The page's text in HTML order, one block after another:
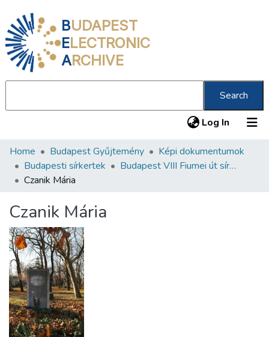
BUDAPEST
ELECTRONIC
ARCHIVE
Search
Log In (current)
Communities & Collections
All of DSpace
About us
Home Budapest Gyűjtemény
Képi dokumentumok
Budapesti sírkertek
Budapest VIII Fiumei út sírkert 1. rész
Czanik Mária
Czanik Mária